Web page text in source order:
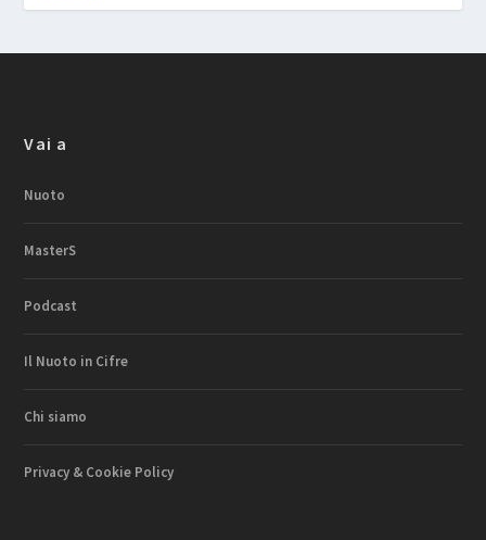
Vai a
Nuoto
MasterS
Podcast
Il Nuoto in Cifre
Chi siamo
Privacy & Cookie Policy